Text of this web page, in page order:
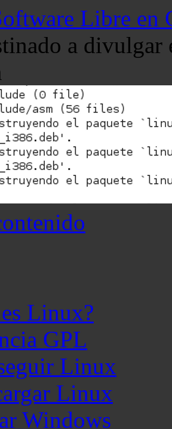
Libre en
a
Linux?
GPL
Linux
Linux
Windows